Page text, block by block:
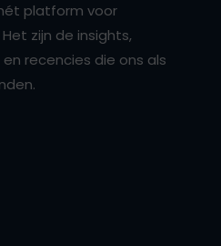
platform voor
zijn de insights,
recencies die ons als